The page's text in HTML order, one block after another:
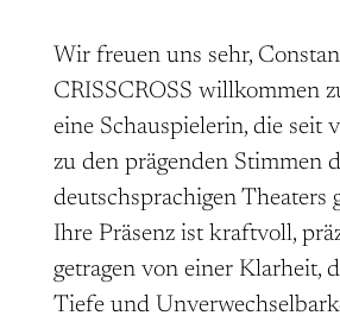
Wir freuen uns sehr,
CRISSCROSS willkommen
eine Schauspielerin, die seit
zu den prägenden Stimmen
deutschsprachigen Theaters
Ihre Präsenz ist kraftvoll,
getragen von einer Klarheit,
Tiefe und